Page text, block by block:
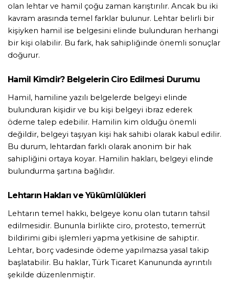
olan lehtar ve hamil çoğu zaman karıştırılır. Ancak bu iki
kavram arasında temel farklar bulunur. Lehtar belirli bir
kişiyken hamil ise belgesini elinde bulunduran herhangi
bir kişi olabilir. Bu fark, hak sahipliğinde önemli sonuçlar
doğurur.
Hamil Kimdir? Belgelerin Ciro Edilmesi Durumu
Hamil, hamiline yazılı belgelerde belgeyi elinde
bulunduran kişidir ve bu kişi belgeyi ibraz ederek
ödeme talep edebilir. Hamilin kim olduğu önemli
değildir, belgeyi taşıyan kişi hak sahibi olarak kabul edilir.
Bu durum, lehtardan farklı olarak anonim bir hak
sahipliğini ortaya koyar. Hamilin hakları, belgeyi elinde
bulundurma şartına bağlıdır.
Lehtarın Hakları ve Yükümlülükleri
Lehtarın temel hakkı, belgeye konu olan tutarın tahsil
edilmesidir. Bununla birlikte ciro, protesto, temerrüt
bildirimi gibi işlemleri yapma yetkisine de sahiptir.
Lehtar, borç vadesinde ödeme yapılmazsa yasal takip
başlatabilir. Bu haklar, Türk Ticaret Kanununda ayrıntılı
şekilde düzenlenmiştir.